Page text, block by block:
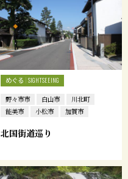
めぐる SIGHTSEEING
野々市市 白山市
川北町
能美市
小松市 加賀市
北国街道巡り